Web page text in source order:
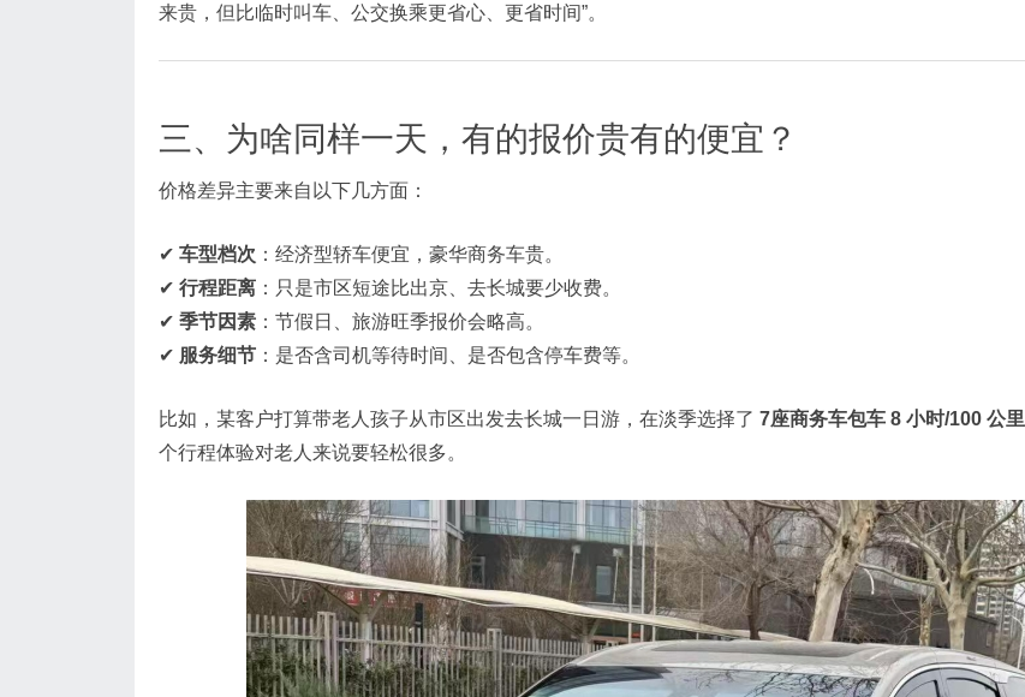
来贵，但比临时叫车、公交换乘更省心、更省时间”。
三、为啥同样一天，有的报价贵有的便宜？
价格差异主要来自以下几方面：
✔ 车型档次 ：经济型轿车便宜，豪华商务车贵。
✔ 行程距离 ：只是市区短途比出京、去长城要少收费。
✔ 季节因素 ：节假日、旅游旺季报价会略高。
✔ 服务细节 ：是否含司机等待时间、是否包含停车费等。
比如，某客户打算带老人孩子从市区出发去长城一日游，在淡季选择了 7座商务车包车 8 小时/100 公里
个行程体验对老人来说要轻松很多。